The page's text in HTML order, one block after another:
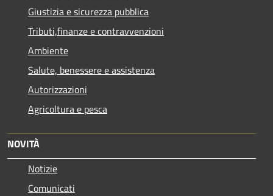
Giustizia e sicurezza pubblica
Tributi,finanze e contravvenzioni
Ambiente
Salute, benessere e assistenza
Autorizzazioni
Agricoltura e pesca
NOVITÀ
Notizie
Comunicati